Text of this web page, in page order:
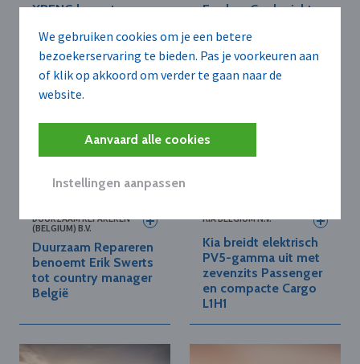
We gebruiken cookies om je een betere
bezoekerservaring te bieden. Pas je voorkeuren aan
of klik op akkoord om verder te gaan naar de
website.
Aanvaard alle cookies
Instellingen aanpassen
XPENG brengt
vlaggenschip-SUV
G9L naar Europa
Ford en Geely richten
autoproductie in
Valencia
DUURZAAM REPAREREN
(BELGIUM) B.V.
Duurzaam Repareren
benoemt Erik Swerts
tot country manager
België
KIA BELGIUM N.V.
Kia breidt elektrisch
PV5-gamma uit met
zevenzits Passenger
en compacte Cargo
L1H1